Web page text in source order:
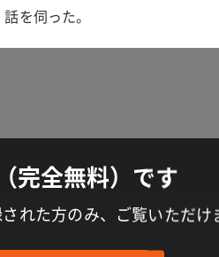
を伺った。
完全無料）です
れた方のみ、ご覧いただけ